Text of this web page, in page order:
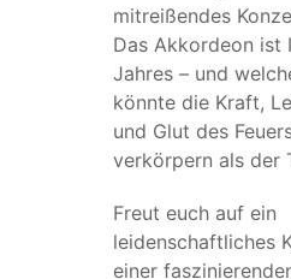
mitreißendes
Das Akkordeon ist
Jahres – und
könnte die Kraft,
und Glut des
verkörpern als der
Freut euch auf ein
leidenschaftliches
einer